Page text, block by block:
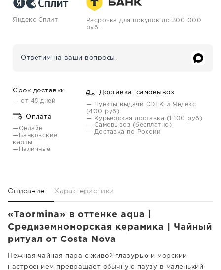
Яндекс Сплит
Расрочка для покупок до 300 000
руб.
Ответим на ваши вопросы.
Срок доставки
— от 45 дней
Оплата
—Онлайн
—Банковские
карты
—Наличные
Доставка, самовывоз
— Пункты выдачи CDEK и Яндекс
(400 руб)
— Курьерская доставка (1 100 руб)
— Самовывоз (бесплатно)
— Доставка по России
Описание Характеристики
«Taormina» в оттенке aqua |
Средиземноморская керамика | Чайный
ритуал от Costa Nova
Нежная чайная пара с живой глазурью и морским
настроением превращает обычную паузу в маленький